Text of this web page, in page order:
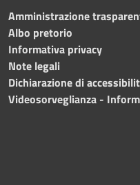
Amministrazione
Albo pretorio
Informativa privacy
Note legali
Dichiarazione di
Videosorveglianza -